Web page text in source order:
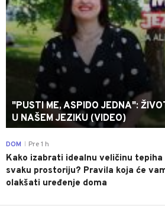
"PUSTI ME, ASPIDO JEDNA":
U NAŠEM JEZIKU (VIDEO)
DOM Pre 1 h
Kako izabrati idealnu veličinu tepiha
svaku prostoriju? Pravila koja će
olakšati uređenje doma